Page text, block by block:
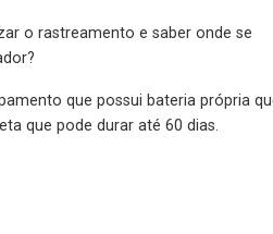
o rastreamento e saber onde se
que possui bateria própria que
que pode durar até 60 dias.